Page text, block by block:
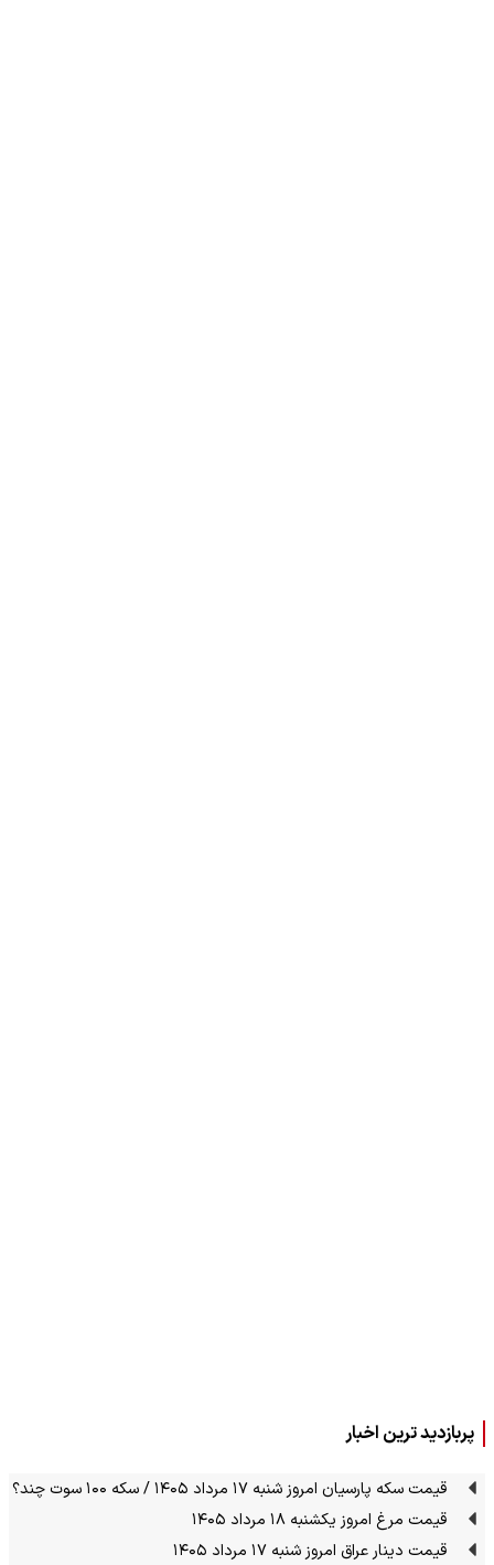
پربازدید ترین اخبار
قیمت سکه پارسیان امروز شنبه ۱۷ مرداد ۱۴۰۵ / سکه ۱۰۰ سوت چند؟
قیمت مرغ امروز یکشنبه ۱۸ مرداد ۱۴۰۵
قیمت دینار عراق امروز شنبه ۱۷ مرداد ۱۴۰۵